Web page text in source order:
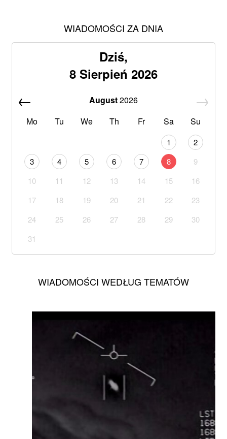
WIADOMOŚCI ZA DNIA
Dziś,
8 Sierpień 2026
August2026
Mo
Tu We Th Fr Sa Su
1
2
3
4 5 6 7 8
9
10
11 12 13 14 15
16
17
18 19 20 21 22
23
24
25 26 27 28 29
30
31
WIADOMOŚCI WEDŁUG TEMATÓW